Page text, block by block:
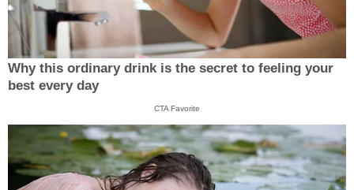
Why this ordinary drink is the secret to feeling your
best every day
CTA Favorite